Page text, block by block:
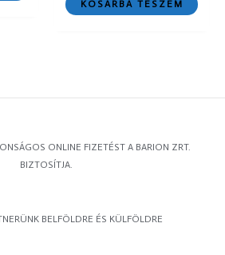
KOSÁRBA TESZEM
ONLINE FIZETÉST A BARION ZRT.
BIZTOSÍTJA.
BELFÖLDRE ÉS KÜLFÖLDRE